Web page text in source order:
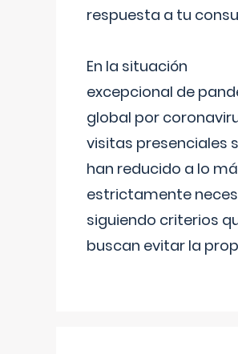
respuesta a tu
En la situación
excepcional de
global por
visitas presenciales
han reducido a lo
estrictamente
siguiendo criterios
buscan evitar la